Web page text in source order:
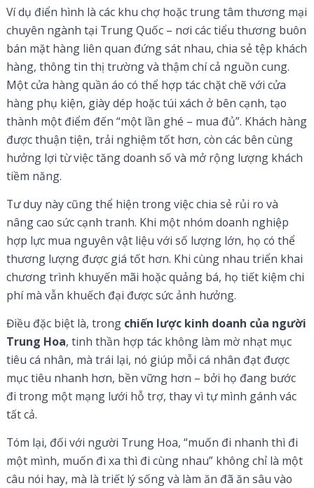
Ví dụ điển hình là các khu chợ hoặc trung tâm thương mại
chuyên ngành tại Trung Quốc – nơi các tiểu thương buôn
bán mặt hàng liên quan đứng sát nhau, chia sẻ tệp khách
hàng, thông tin thị trường và thậm chí cả nguồn cung.
Một cửa hàng quần áo có thể hợp tác chặt chẽ với cửa
hàng phụ kiện, giày dép hoặc túi xách ở bên cạnh, tạo
thành một điểm đến “một lần ghé – mua đủ”. Khách hàng
được thuận tiện, trải nghiệm tốt hơn, còn các bên cùng
hưởng lợi từ việc tăng doanh số và mở rộng lượng khách
tiềm năng.
Tư duy này cũng thể hiện trong việc chia sẻ rủi ro và
nâng cao sức cạnh tranh. Khi một nhóm doanh nghiệp
hợp lực mua nguyên vật liệu với số lượng lớn, họ có thể
thương lượng được giá tốt hơn. Khi cùng nhau triển khai
chương trình khuyến mãi hoặc quảng bá, họ tiết kiệm chi
phí mà vẫn khuếch đại được sức ảnh hưởng.
Điều đặc biệt là, trong chiến lược kinh doanh của người
Trung Hoa, tinh thần hợp tác không làm mờ nhạt mục
tiêu cá nhân, mà trái lại, nó giúp mỗi cá nhân đạt được
mục tiêu nhanh hơn, bền vững hơn – bởi họ đang bước
đi trong một mạng lưới hỗ trợ, thay vì tự mình gánh vác
tất cả.
Tóm lại, đối với người Trung Hoa, “muốn đi nhanh thì đi
một mình, muốn đi xa thì đi cùng nhau” không chỉ là một
câu nói hay, mà là triết lý sống và làm ăn đã ăn sâu vào